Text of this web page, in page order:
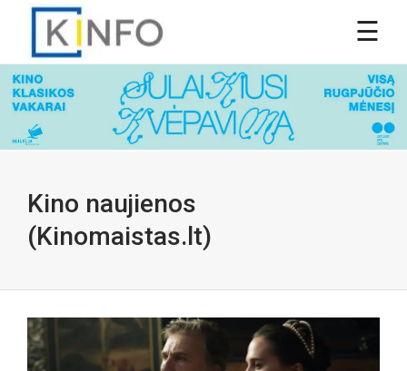
Kino naujienos
(Kinomaistas.lt)